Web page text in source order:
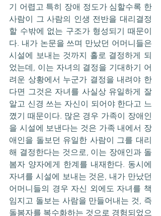
기 어렵고 특히 장애 정도가 심할수록 한
사람이 그 사람의 인생 전반을 대리결정
할 수밖에 없는 구조가 형성되기 때문이
다. 내가 논문을 쓰며 만났던 어머니들은
시설에 보내는 것까지 홀로 결정하게 되
었는데, 이는 자녀의 결정을 기대하기 어
려운 상황에서 누군가 결정을 내려야 한
다면 그것은 자녀를 사실상 유일하게 잘
알고 신경 쓰는 자신이 되어야 한다고 느
꼈기 때문이다. 많은 경우 가족이 장애인
을 시설에 보낸다는 것은 가족 내에서 장
애인을 돌보던 유일한 사람이 그를 대리
해 결정한다는 것으로, 이는 장애인과 돌
봄자 양자에게 한계를 내재한다. 동시에
자녀를 시설에 보내는 것은, 내가 만났던
어머니들의 경우 자신 외에도 자녀를 책
임지고 돌보는 사람을 만들어내는 것, 즉
돌봄자를 복수화하는 것으로 경험되었으